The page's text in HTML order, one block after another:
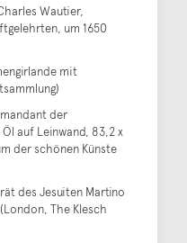
Wautier,
um 1650
mit
der
auf Leinwand, 83,2 x
der schönen Künste
des Jesuiten Martino
The Klesch